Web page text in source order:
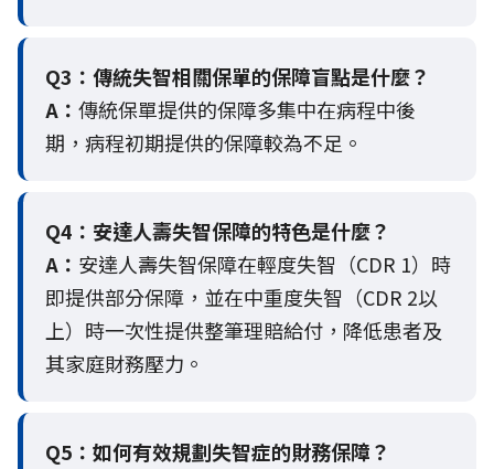
Q3： 傳統失智相關保單的保障盲點是什麼？
A： 傳統保單提供的保障多集中在病程中後
期，病程初期提供的保障較為不足。
Q4： 安達人壽失智保障的特色是什麼？
A： 安達人壽失智保障在輕度失智（CDR 1）時
即提供部分保障，並在中重度失智（CDR 2以
上）時一次性提供整筆理賠給付，降低患者及
其家庭財務壓力。
Q5： 如何有效規劃失智症的財務保障？